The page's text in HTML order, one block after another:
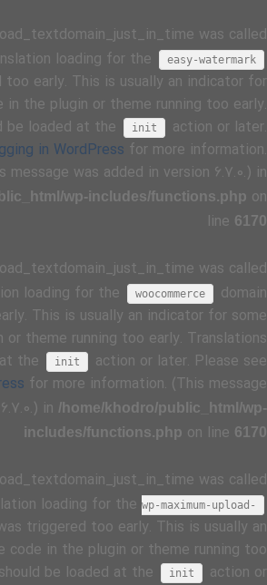
was called
loading for the easy-watermark
too early. This is usually an indicator for
in the plugin or theme running too early.
be loaded at the
init
action or later.
in WordPress for more information.
message was added in version 6.7.0.) in
wp-includes/functions.php on
line 6170
was called
loading for the woocommerce
domain
This is usually an indicator for some
or theme running too early. Translations
the
init
action or later. Please see
for more information. (This message
in /home/khodro/public_html/wp-
includes/functions.php on line 6170
was called
loading for the wp-maximum-upload-
triggered too early. This is usually an
code in the plugin or theme running too
be loaded at the
init
action or